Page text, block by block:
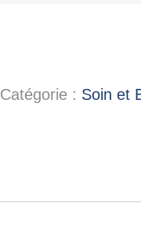
Catégorie : Soin et